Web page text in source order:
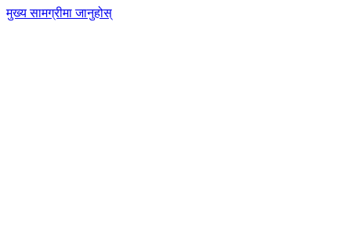
मुख्य सामग्रीमा जानुहोस्